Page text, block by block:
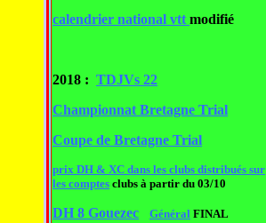
calendrier national vtt modifié
2018 : TDJVs 22
Championnat Bretagne Trial
Coupe de Bretagne Trial
prix DH & XC dans les clubs distribués sur
les comptes clubs à partir du 03/10
DH 8 Gouezec Général FINAL